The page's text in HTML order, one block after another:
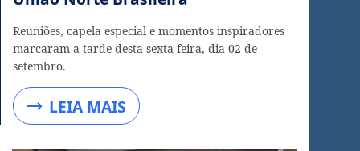
Reuniões, capela especial e momentos inspiradores
marcaram a tarde desta sexta-feira, dia 02 de
setembro.
LEIA MAIS